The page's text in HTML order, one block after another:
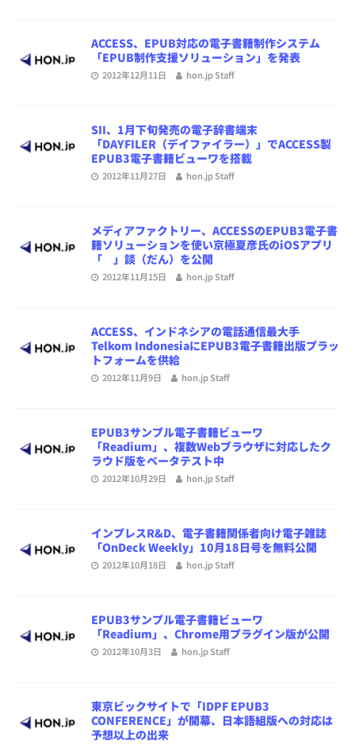
ACCESS、EPUB対応の電子書籍制作システム
「EPUB制作支援ソリューション」を発表
2012年12月11日 hon.jp Staff
SII、1月下旬発売の電子辞書端末
「DAYFILER（デイファイラー）」でACCESS製
EPUB3電子書籍ビューワを搭載
2012年11月27日 hon.jp Staff
メディアファクトリー、ACCESSのEPUB3電子書
籍ソリューションを使い京極夏彦氏のiOSアプリ
「 」談（だん）を公開
2012年11月15日 hon.jp Staff
ACCESS、インドネシアの電話通信最大手
Telkom IndonesiaにEPUB3電子書籍出版プラッ
トフォームを供給
2012年11月9日 hon.jp Staff
EPUB3サンプル電子書籍ビューワ
「Readium」、複数Webブラウザに対応したク
ラウド版をベータテスト中
2012年10月29日 hon.jp Staff
インプレスR&D、電子書籍関係者向け電子雑誌
「OnDeck Weekly」10月18日号を無料公開
2012年10月18日 hon.jp Staff
EPUB3サンプル電子書籍ビューワ
「Readium」、Chrome用プラグイン版が公開
2012年10月3日 hon.jp Staff
東京ビックサイトで「IDPF EPUB3
CONFERENCE」が開幕、日本語組版への対応は
予想以上の出来